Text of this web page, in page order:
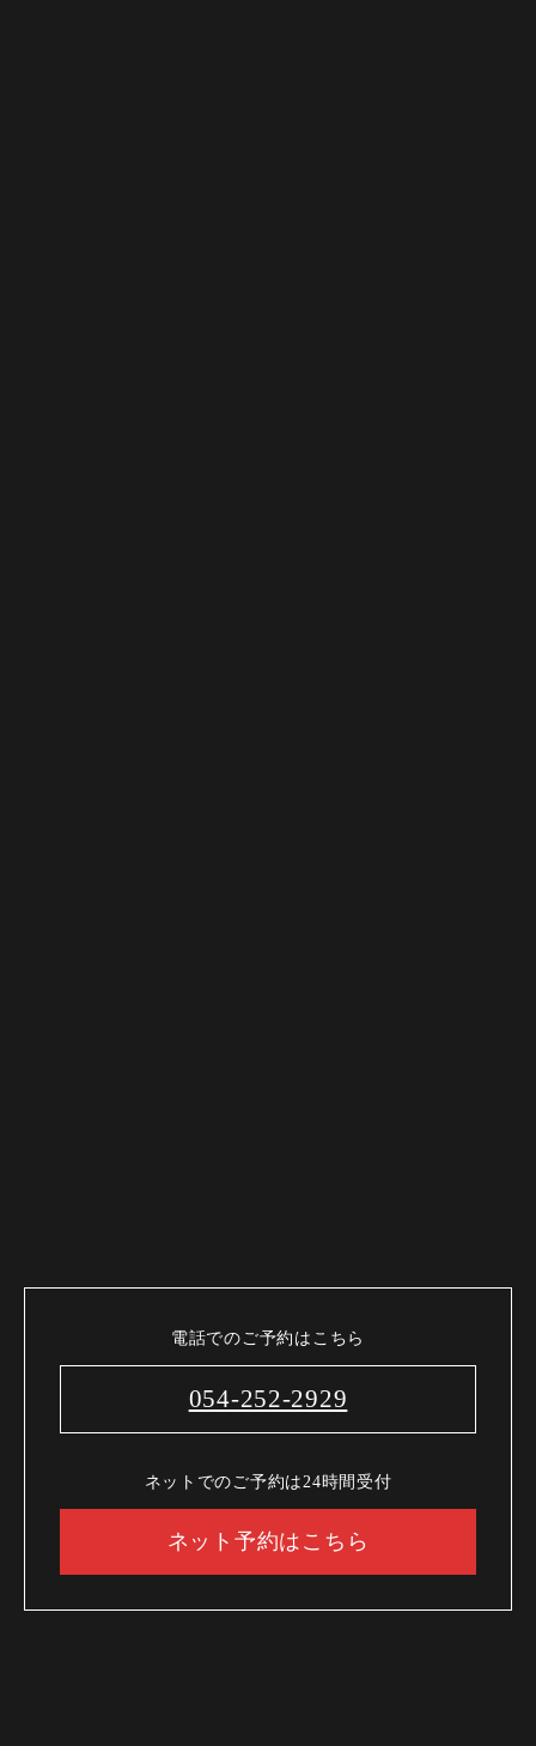
電話でのご予約はこちら
054-252-2929
ネットでのご予約は24時間受付
ネット予約はこちら